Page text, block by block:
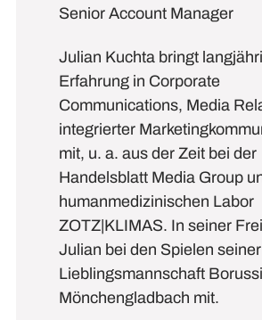
Senior Account Manager
Julian Kuchta bringt
Erfahrung in Corporate
Communications, Media
integrierter
mit, u. a. aus der Zeit bei der
Handelsblatt Media Group
humanmedizinischen Labor
ZOTZ|KLIMAS. In seiner
Julian bei den Spielen seiner
Lieblingsmannschaft
Mönchengladbach mit.